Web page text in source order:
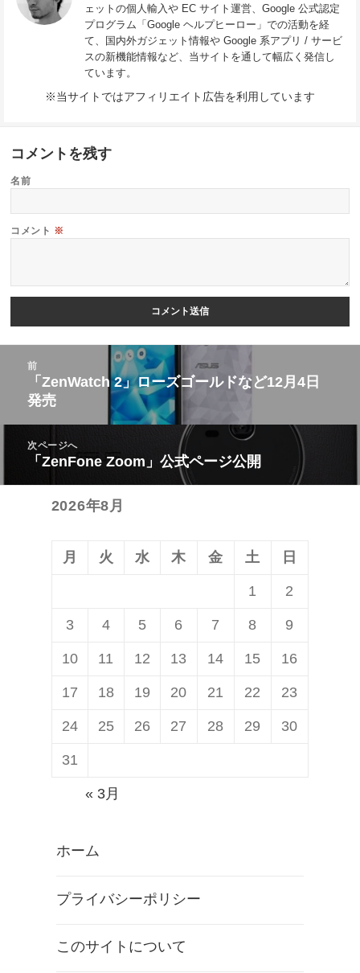
ェットの個人輸入や EC サイト運営、Google 公式認定
プログラム「Google ヘルプヒーロー」での活動を経
て、国内外ガジェット情報や Google 系アプリ / サービ
スの新機能情報など、当サイトを通して幅広く発信し
ています。
※当サイトではアフィリエイト広告を利用しています
コメントを残す
名前
コメント ※
ビ
前
前
の
投
稿:
「ZenWatch 2」ローズゴールドなど12月4日
発売
次ページへ
次
の
「ZenFone Zoom」公式ページ公開
2026年8月
月 火 水 木 金 土 日
1 2
3 4 5 6 7 8 9
10 11 12 13 14 15 16
17 18 19 20 21 22 23
24 25 26 27 28 29 30
31
« 3月
ホーム
プライバシーポリシー
このサイトについて